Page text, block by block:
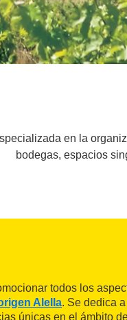
en la
bodegas, espacios
todos los
Alella. Se dedica
únicas en el ámbito